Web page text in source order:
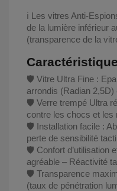
ℹ️ Les vitres Anti-
de la lumière inférieur
(transparence de la
🛡️ Vitre Ultra Fine :
arrondis (Radian
🛡️ Verre trempé Ultra
contre les chocs et les
🛡️ Installation facile :
perte de sensibilité
🛡️ Confort d’utilisation
agréable – Réactivité
🛡️ Transparence
(taux de pénétration